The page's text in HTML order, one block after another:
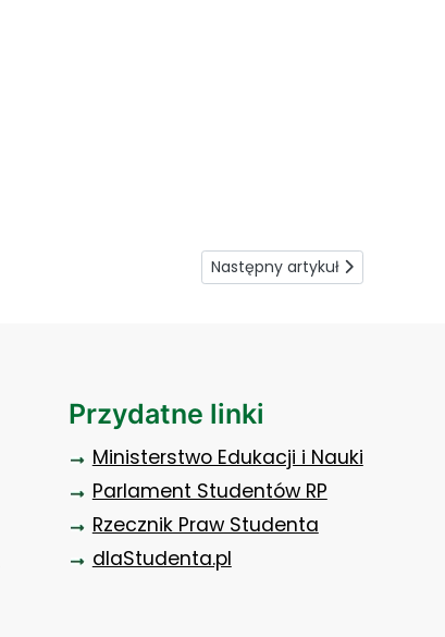
Następny artykuł:
Następny artykuł
Przydatne linki
Ministerstwo Edukacji i Nauki
Parlament Studentów RP
Rzecznik Praw Studenta
dlaStudenta.pl